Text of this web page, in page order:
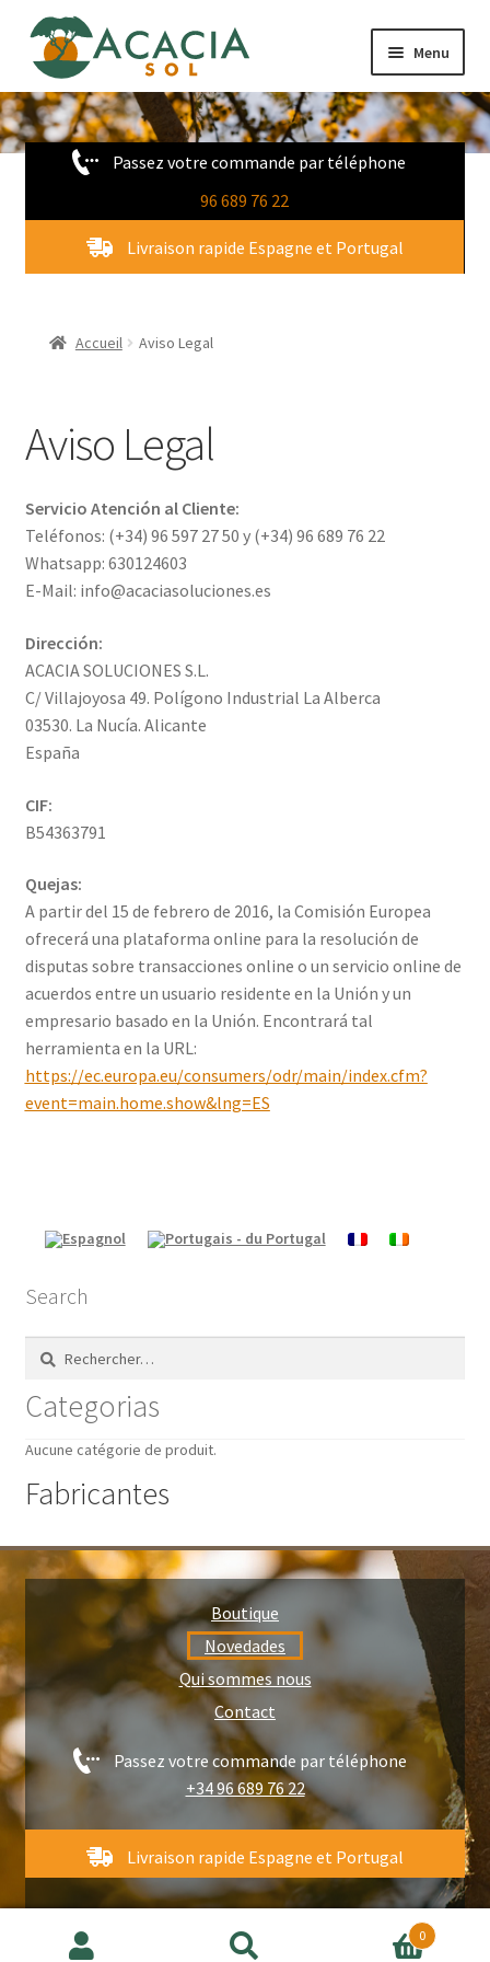
Aller
la
navigation
Aller
au
contenu
Menu
Boutique
Novedades
Contact
Passez votre commande par téléphone
96 689 76 22
Livraison rapide Espagne et Portugal
Accueil Aviso Legal
Aviso Legal
Servicio Atención al Cliente:
Teléfonos: (+34) 96 597 27 50 y (+34) 96 689 76 22
Whatsapp: 630124603
E-Mail: info@acaciasoluciones.es
Dirección:
ACACIA SOLUCIONES S.L.
C/ Villajoyosa 49. Polígono Industrial La Alberca
03530. La Nucía. Alicante
España
CIF:
B54363791
Quejas:
A partir del 15 de febrero de 2016, la Comisión Europea
ofrecerá una plataforma online para la resolución de
disputas sobre transacciones online o un servicio online de
acuerdos entre un usuario residente en la Unión y un
empresario basado en la Unión. Encontrará tal
herramienta en la URL:
https://ec.europa.eu/consumers/odr/main/index.cfm?
event=main.home.show&lng=ES
Search
Rechercher :
Categorias
Aucune catégorie de produit.
Fabricantes
Boutique
Novedades
Qui sommes nous
Contact
Passez votre commande par téléphone
+34 96 689 76 22
Livraison rapide Espagne et Portugal
0